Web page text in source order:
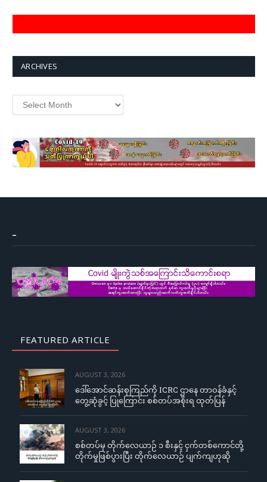
ARCHIVES
Archives
–
FEATURED ARTICLE
AUGUST 3, 2026
ဒေါ်အောင်ဆန်းစုကြည်ကို ICRC ဌာနေ တာဝန်ခံနှင့်
တွေ့ဆုံခွင့် ပြုကြောင်း စစ်တပ်အစိုးရ ထုတ်ပြန်
AUGUST 3, 2026
စစ်တပ်မှ တိုက်လေယာဉ် ၁ စီးနှင့် ငှက်တစ်ကောင်တို့
တိုက်မှုဖြစ်ပွားပြီး တိုက်လေယာဉ် ပျက်ကျဟုဆို